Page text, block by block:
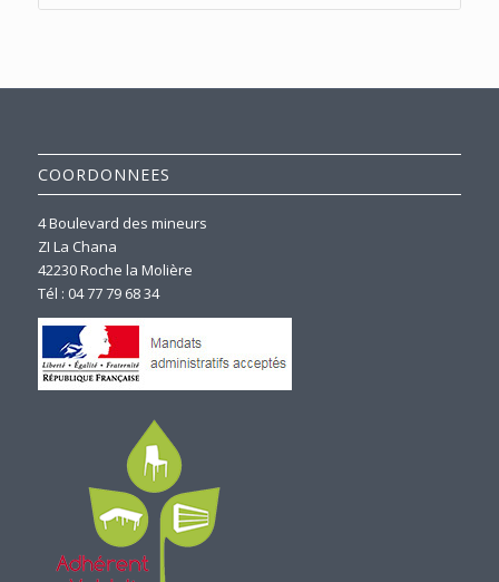
COORDONNEES
4 Boulevard des mineurs
ZI La Chana
42230 Roche la Molière
Tél : 04 77 79 68 34